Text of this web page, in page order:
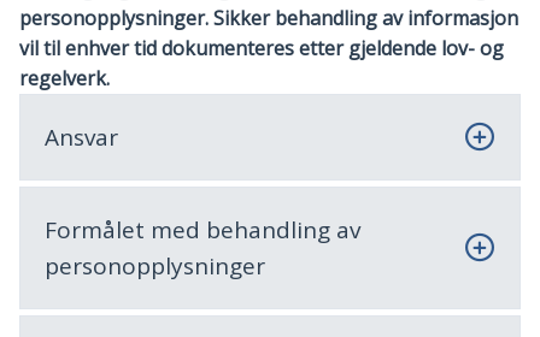
personopplysninger. Sikker behandling av informasjon
vil til enhver tid dokumenteres etter gjeldende lov- og
regelverk.
Ansvar
Formålet med behandling av
personopplysninger